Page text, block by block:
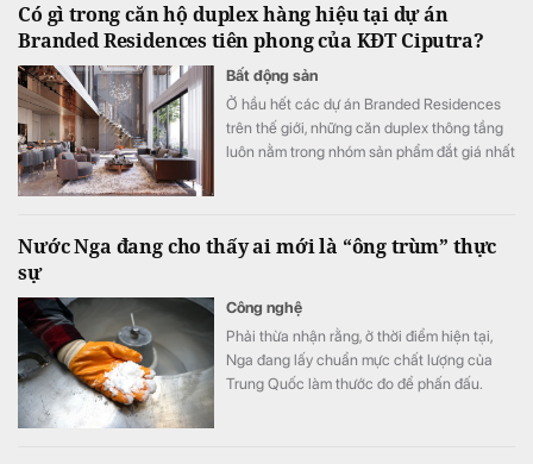
Có gì trong căn hộ duplex hàng hiệu tại dự án
Branded Residences tiên phong của KĐT Ciputra?
Bất động sản
Ở hầu hết các dự án Branded Residences
trên thế giới, những căn duplex thông tầng
luôn nằm trong nhóm sản phẩm đắt giá nhất
không gian ngoài trời riêng tư tuyệt đối.
Nước Nga đang cho thấy ai mới là “ông trùm” thực
sự
Công nghệ
Phải thừa nhận rằng, ở thời điểm hiện tại,
Nga đang lấy chuẩn mực chất lượng của
Trung Quốc làm thước đo để phấn đấu.